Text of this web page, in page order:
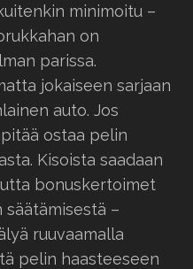
minimoitu –
on
parissa.
jokaiseen sarjaan
auto. Jos
ostaa pelin
Kisoista saadaan
bonuskertoimet
–
ruuvaamalla
pelin haasteeseen